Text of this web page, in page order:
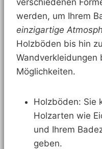
werden, um Ihrem
einzigartige
Holzböden bis hin
Wandverkleidungen
Möglichkeiten.
Holzböden: Sie
Holzarten wie
und Ihrem
geben.